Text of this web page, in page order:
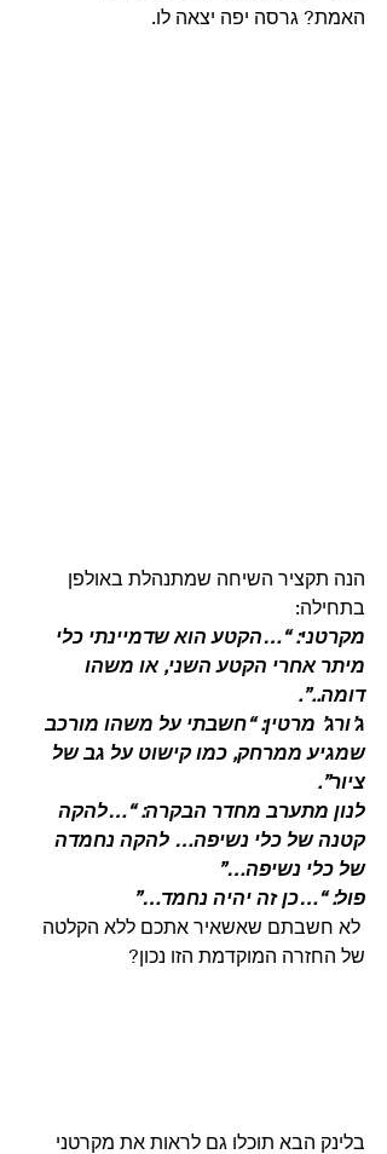
האמת? גרסה יפה יצאה לו.
הנה תקציר השיחה שמתנהלת באולפן
בתחילה:
מקרטני: “…הקטע הוא שדמיינתי כלי
מיתר אחרי הקטע השני, או משהו
דומה..”.
ג’ורג’ מרטין: “חשבתי על משהו מורכב
שמגיע ממרחק, כמו קישוט על גב של
ציור”.
לנון מתערב מחדר הבקרה: “…להקה
קטנה של כלי נשיפה… להקה נחמדה
של כלי נשיפה…”
פול: “…כן זה יהיה נחמד…”
לא חשבתם שאשאיר אתכם ללא הקלטה
של החזרה המוקדמת הזו נכון?
בלינק הבא תוכלו גם לראות את מקרטני